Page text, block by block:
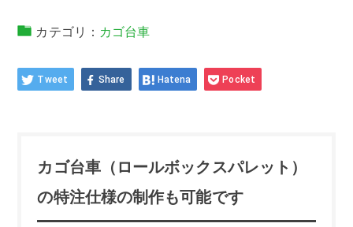
カテゴリ： カゴ台車
Tweet Share Hatena Pocket
カゴ台車（ロールボックスパレット）
の特注仕様の制作も可能です